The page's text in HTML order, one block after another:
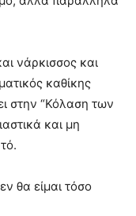
νάρκισσος και
καθίκης
στην “Κόλαση των
και μη
θα είμαι τόσο